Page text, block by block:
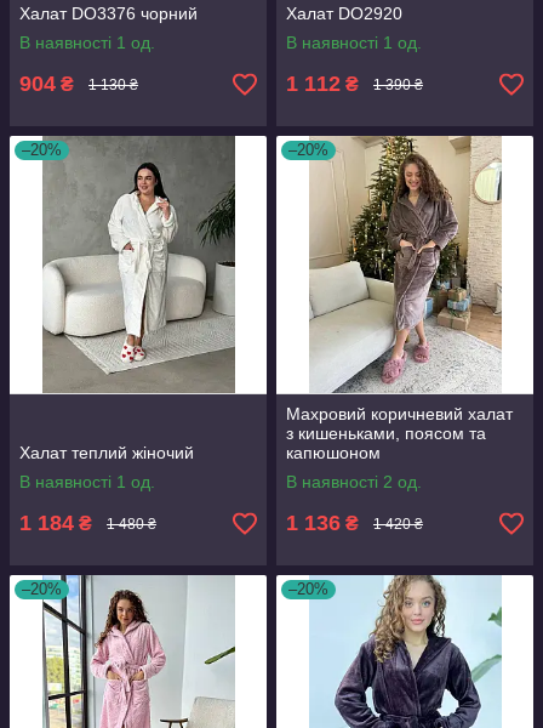
Халат DO3376 чорний
В наявності 1 од.
904 ₴ 1 130 ₴
Халат DO2920
В наявності 1 од.
1 112 ₴ 1 390 ₴
–20%
Халат теплий жіночий
В наявності 1 од.
1 184 ₴ 1 480 ₴
–20%
Махровий коричневий халат
з кишеньками, поясом та
капюшоном
В наявності 2 од.
1 136 ₴ 1 420 ₴
–20% –20%